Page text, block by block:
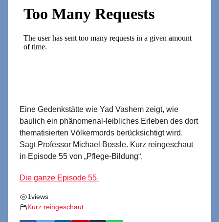
Eine Gedenkstätte wie Yad Vashem zeigt, wie
baulich ein phänomenal-leibliches Erleben des dort
thematisierten Völkermords berücksichtigt wird.
Sagt Professor Michael Bossle. Kurz reingeschaut
in Episode 55 von „Pflege-Bildung“.
Die ganze Episode 55.
1views
Kurz reingeschaut